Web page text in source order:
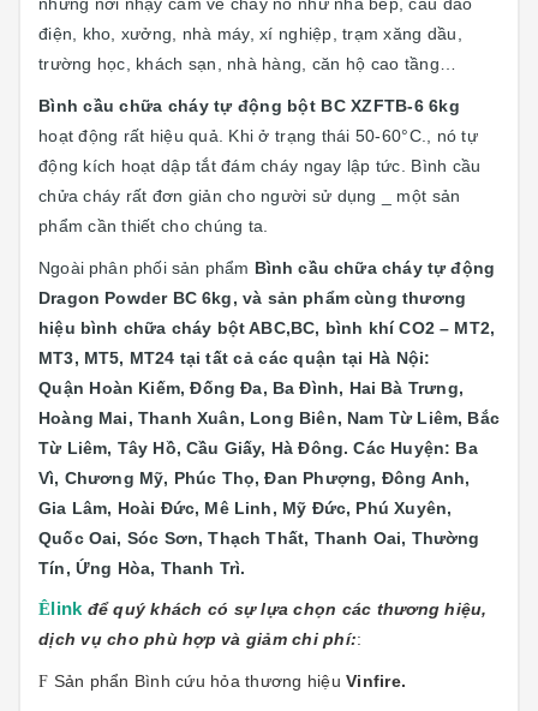
điện, kho, xưởng, nhà máy, xí nghiệp, trạm xăng dầu,
trường học, khách sạn, nhà hàng, căn hộ cao tầng…
Bình cầu chữa cháy tự động bột BC XZFTB-6 6kg
hoạt động rất hiệu quả. Khi ở trạng thái 50-60°C., nó tự
động kích hoạt dập tắt đám cháy ngay lập tức. Bình cầu
chửa cháy rất đơn giản cho người sử dụng _ một sản
phẩm cần thiết cho chúng ta.
Ngoài phân phối sản phẩm Bình cầu chữa cháy tự động
Dragon Powder BC 6kg, và sản phẩm cùng thương
hiệu bình chữa cháy bột ABC,BC, bình khí CO2 – MT2,
MT3, MT5, MT24 tạitất cả các quận tại Hà Nội:
Quận Hoàn Kiếm, Đống Đa, Ba Đình, Hai Bà Trưng,
Hoàng Mai, Thanh Xuân, Long Biên, Nam Từ Liêm, Bắc
Từ Liêm, Tây Hồ, Cầu Giấy, Hà Đông. Các Huyện: Ba
Vì, Chương Mỹ, Phúc Thọ, Đan Phượng, Đông Anh,
Gia Lâm, Hoài Đức, Mê Linh, Mỹ Đức, Phú Xuyên,
Quốc Oai, Sóc Sơn, Thạch Thất, Thanh Oai, Thường
Tín, Ứng Hòa, Thanh Trì.
Ê link để quý khách có sự lựa chọn các thương hiệu,
dịch vụ cho phù hợp và giảm chi phí::
F Sản phẩn Bình cứu hỏa thương hiệu Vinfire.